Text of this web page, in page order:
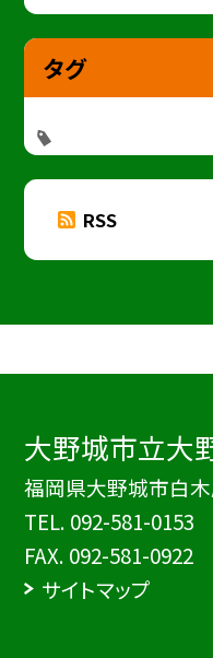
タグ
RSS
大野城市立大
福岡県大野城市白
TEL. 092-581-0153
FAX. 092-581-0922
サイトマップ